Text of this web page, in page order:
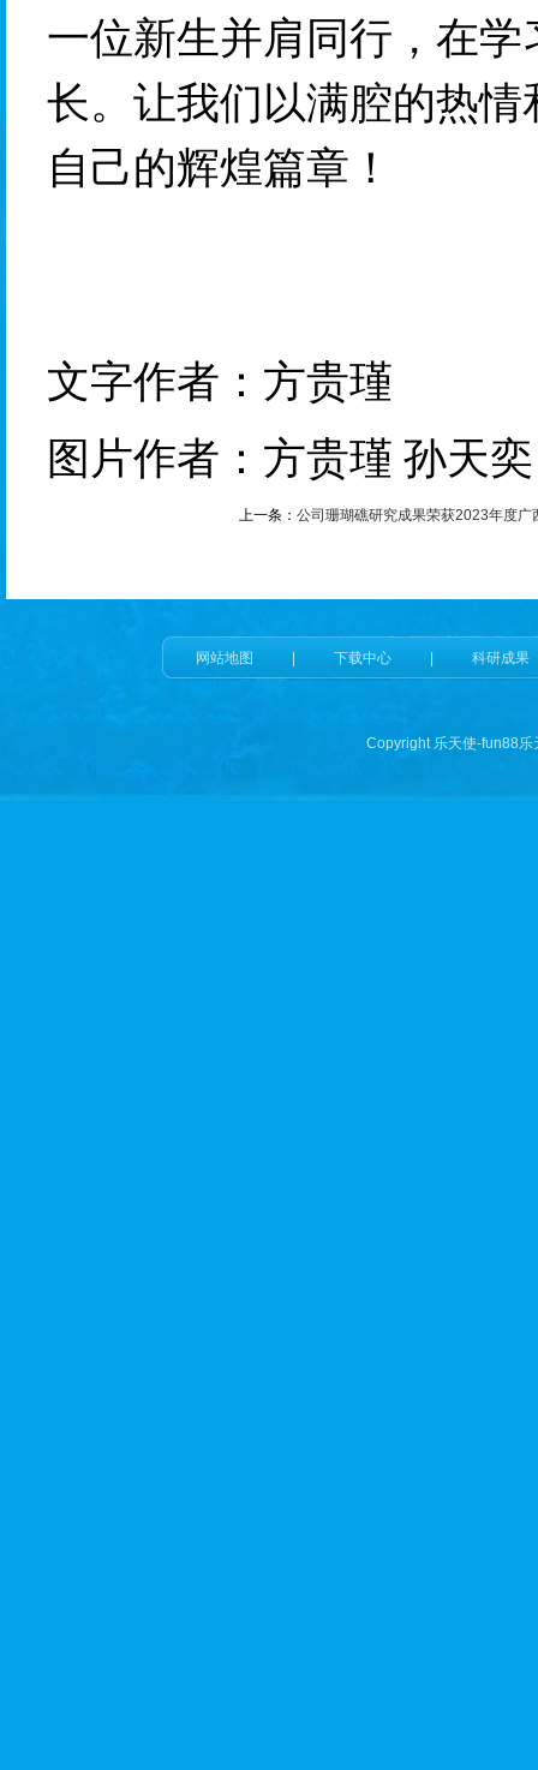
一位新生并肩同行，在学
长。让我们以满腔的热
自己的辉煌篇章！
文字作者： 方贵瑾
图片作者： 方贵瑾 孙天
上一条：公司珊瑚礁研究成果荣获2023年度广
网站地图 下载中心 科研成果
Copyright 乐天使-fun88